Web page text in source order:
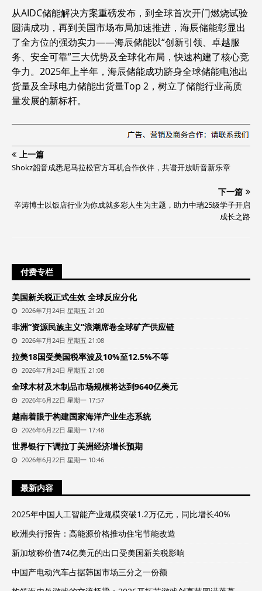
从AIDC储能解决方案重磅发布，到全球首次开门燃烧试验
圆满成功，再到美国市场布局加速推进，海辰储能彰显出
了全方位的强劲实力——海辰储能以“创新引领、卓越服
务、安全可靠”三大优势及全球化布局，快速构建了核心竞
争力。2025年上半年，海辰储能成功跻身全球储能电池出
货量及全球电力储能出货量Top 2，树立了储能行业高质
量发展的新标杆。
上一篇
Shokz韶音成悉尼马拉松官方耳机合作伙伴，共谱开放听音新乐章
下一篇
辛涛博士以饭店行业为你成就多彩人生为主题，助力中瑞25级学子开启
成长之路
付费专栏
美国新关税正式生效 全球反应分化
2026年7月24日 星期五 21:20
非洲“资源民族主义”浪潮席卷全球矿产供应链
2026年7月24日 星期五 21:08
拉美18国受美国税率波及10%至12.5%不等
2026年7月24日 星期五 21:08
全球木材及木制品市场规模将达到9640亿美元
2026年6月22日 星期一 17:57
越南着眼于构建国家海洋产业生态系统
2026年6月22日 星期一 17:48
世界银行下调拉丁美洲经济增长预期
2026年6月22日 星期一 10:46
最新内容
2025年中国人工智能产业规模突破1.2万亿元，同比增长40%
欧洲央行报告：高能源价格推动住宅节能改造
新加坡称价值74亿美元的出口受美国新关税影响
中国产电动汽车占据韩国市场三分之一份额